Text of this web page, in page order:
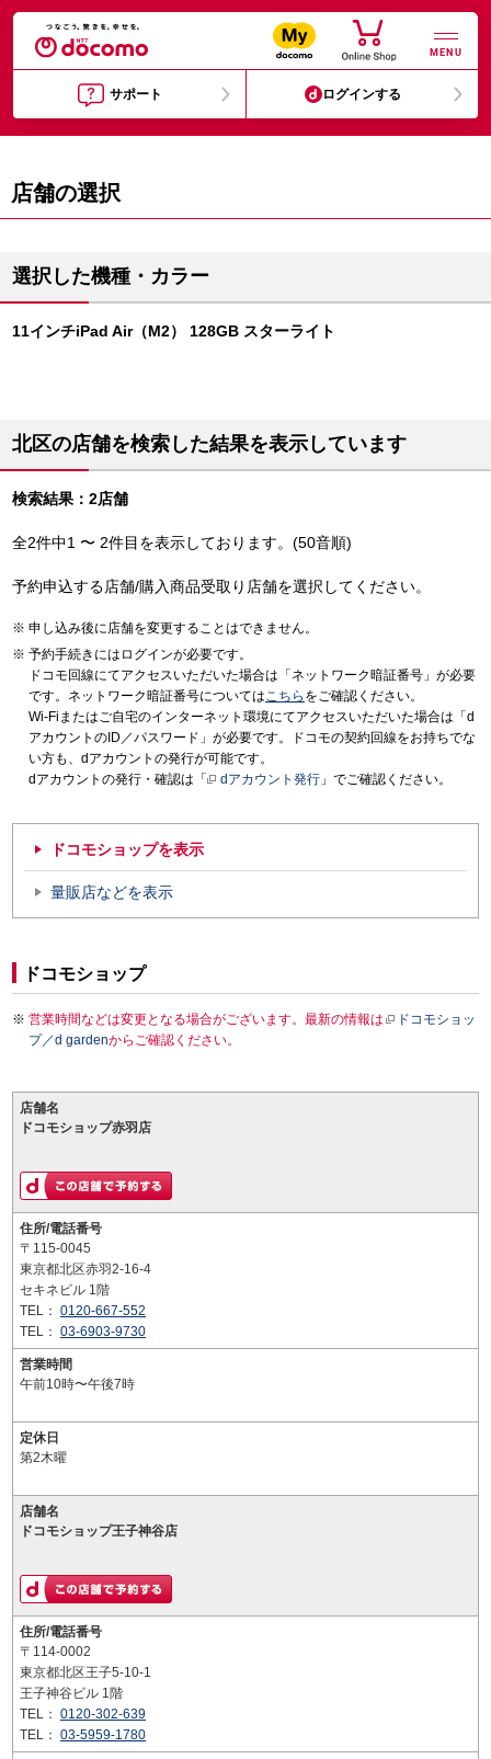
MENU
サポート ログインする
店舗の選択
選択した機種・カラー
11インチiPad Air（M2） 128GB スターライト
北区の店舗を検索した結果を表示しています
検索結果：2店舗
全2件中1 〜 2件目を表示しております。(50音順)
予約申込する店舗/購入商品受取り店舗を選択してください。
申し込み後に店舗を変更することはできません。
予約手続きにはログインが必要です。
ドコモ回線にてアクセスいただいた場合は「ネットワーク暗証番号」が必要
です。ネットワーク暗証番号についてはこちら をご確認ください。
Wi-Fiまたはご自宅のインターネット環境にてアクセスいただいた場合は「d
アカウントのID／パスワード」が必要です。ドコモの契約回線をお持ちでな
い方も、dアカウントの発行が可能です。
dアカウントの発行・確認は「
dアカウント発行 」でご確認ください。
ドコモショップを表示
量販店などを表示
ドコモショップ
営業時間などは変更となる場合がございます。最新の情報は
ドコモショッ
プ／d gardenからご確認ください。
店舗名
ドコモショップ赤羽店
住所/電話番号
〒115-0045
東京都北区赤羽2-16-4
セキネビル 1階
TEL： 0120-667-552
TEL： 03-6903-9730
営業時間
午前10時〜午後7時
定休日
第2木曜
店舗名
ドコモショップ王子神谷店
住所/電話番号
〒114-0002
東京都北区王子5-10-1
王子神谷ビル 1階
TEL： 0120-302-639
TEL： 03-5959-1780